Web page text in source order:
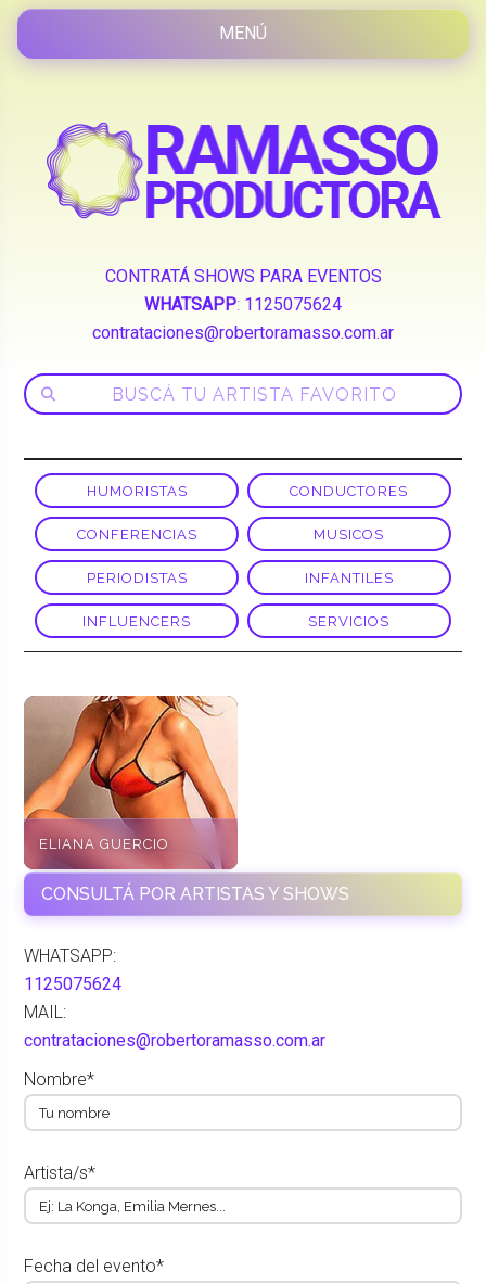
CONTRATÁ SHOWS PARA EVENTOS
WHATSAPP: 1125075624
contrataciones@robertoramasso.com.ar
HUMORISTAS CONDUCTORES
CONFERENCIAS MUSICOS
PERIODISTAS INFANTILES
INFLUENCERS SERVICIOS
ELIANA GUERCIO
CONSULTÁ POR ARTISTAS Y SHOWS
WHATSAPP:
1125075624
MAIL:
contrataciones@robertoramasso.com.ar
Nombre*
Artista/s*
Fecha del evento*